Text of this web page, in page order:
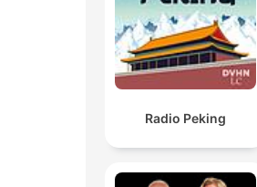
Radio Peking